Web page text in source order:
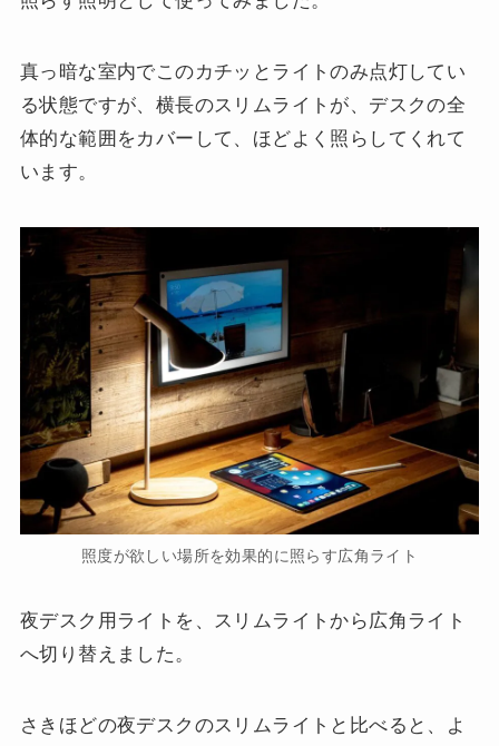
真っ暗な室内でこのカチッとライトのみ点灯してい
る状態ですが、横長のスリムライトが、デスクの全
体的な範囲をカバーして、ほどよく照らしてくれて
います。
照度が欲しい場所を効果的に照らす広角ライト
夜デスク用ライトを、スリムライトから広角ライト
へ切り替えました。
さきほどの夜デスクのスリムライトと比べると、よ